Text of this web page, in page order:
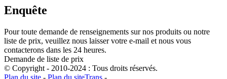
Enquête
Pour toute demande de renseignements sur nos produits ou notre
liste de prix, veuillez nous laisser votre e-mail et nous vous
contacterons dans les 24 heures.
Demande de liste de prix
© Copyright - 2010-2024 : Tous droits réservés.
Plan du site - Plan du siteTrans -